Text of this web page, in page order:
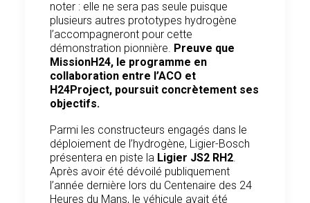
noter : elle ne sera pas seule puisque
plusieurs autres prototypes hydrogène
l’accompagneront pour cette
démonstration pionnière. Preuve que
MissionH24, le programme en
collaboration entre l’ACO et
H24Project, poursuit concrètement ses
objectifs.
Parmi les constructeurs engagés dans le
déploiement de l’hydrogène, Ligier-Bosch
présentera en piste la Ligier JS2 RH2
Après avoir été dévoilé publiquement
l’année dernière lors du Centenaire des 24
Heures du Mans, le véhicule avait été